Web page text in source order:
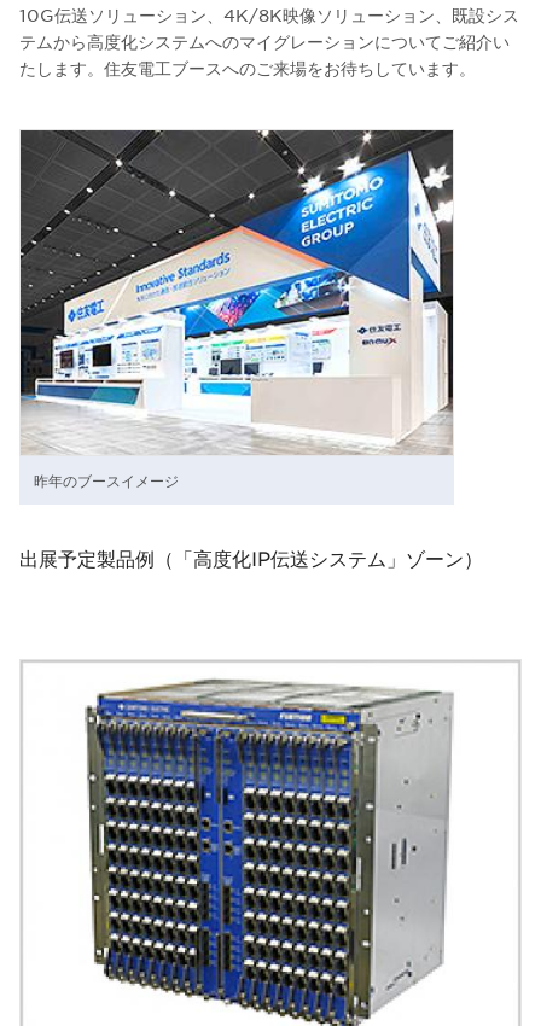
昨年のブースイメージ
10G伝送ソリューション、4K/8K映像ソリューション、既設シス
テムから高度化システムへのマイグレーションについてご紹介い
たします。住友電工ブースへのご来場をお待ちしています。
出展予定製品例（「高度化IP伝送システム」ゾーン）